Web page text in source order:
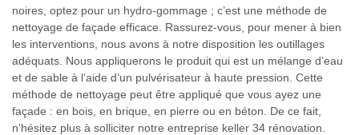
noires, optez pour un hydro-gommage ; c’est une méthode de
nettoyage de façade efficace. Rassurez-vous, pour mener à bien
les interventions, nous avons à notre disposition les outillages
adéquats. Nous appliquerons le produit qui est un mélange d’eau
et de sable à l’aide d’un pulvérisateur à haute pression. Cette
méthode de nettoyage peut être appliqué que vous ayez une
façade : en bois, en brique, en pierre ou en béton. De ce fait,
n’hésitez plus à solliciter notre entreprise keller 34 rénovation.